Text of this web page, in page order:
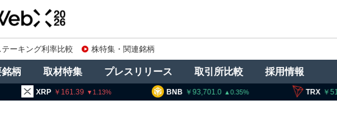
テーキング利率比較 株特集・関連銘柄
銘柄 取材特集 プレスリリース 取引所比較 採用情報
BNB 93,701.0 0.35 TRX 51.70